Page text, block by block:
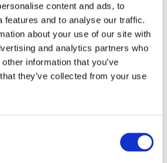
content and ads, to
features and to analyse our traffic.
about your use of our site with
and analytics partners who
information that you’ve
they’ve collected from your use
(1)
DOPEUGEOT 508